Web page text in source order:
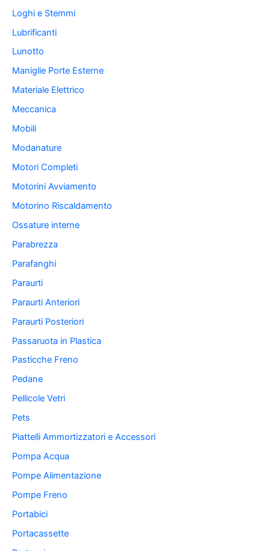
Loghi e Stemmi
Lubrificanti
Lunotto
Maniglie Porte Esterne
Materiale Elettrico
Meccanica
Mobili
Modanature
Motori Completi
Motorini Avviamento
Motorino Riscaldamento
Ossature interne
Parabrezza
Parafanghi
Paraurti
Paraurti Anteriori
Paraurti Posteriori
Passaruota in Plastica
Pasticche Freno
Pedane
Pellicole Vetri
Pets
Piattelli Ammortizzatori e Accessori
Pompa Acqua
Pompe Alimentazione
Pompe Freno
Portabici
Portacassette